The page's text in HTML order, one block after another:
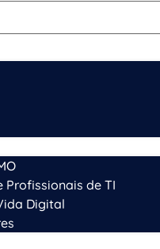
Profissionais de TI
Digital